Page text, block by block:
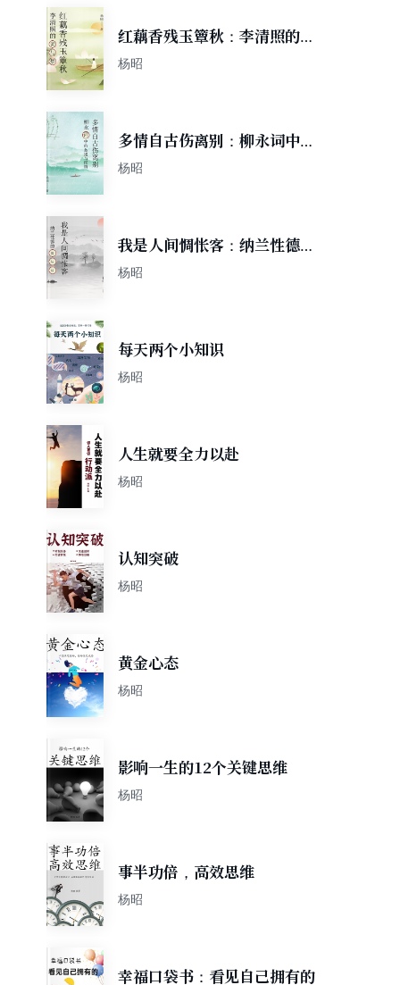
红藕香残玉簟秋：李清照的词
与梦
杨昭
多情自古伤离别：柳永词中的
愁绪与深情
杨昭
我是人间惆怅客：纳兰性德的
情与词
杨昭
每天两个小知识
杨昭
人生就要全力以赴
杨昭
认知突破
杨昭
黄金心态
杨昭
影响一生的12个关键思维
杨昭
事半功倍，高效思维
杨昭
幸福口袋书：看见自己拥有的